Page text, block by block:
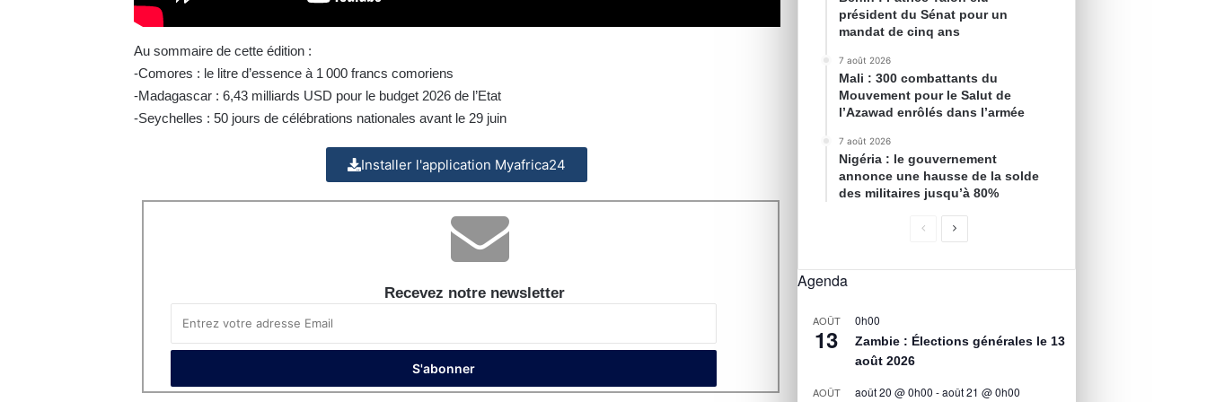
Au sommaire de cette édition :
-Comores : le litre d’essence à 1 000 francs comoriens
-Madagascar : 6,43 milliards USD pour le budget 2026 de l’Etat
-Seychelles : 50 jours de célébrations nationales avant le 29 juin
Installer l'application Myafrica24
Recevez notre newsletter
président du Sénat pour un
mandat de cinq ans
7 août 2026
Mali : 300 combattants du
Mouvement pour le Salut de
l’Azawad enrôlés dans l’armée
7 août 2026
Nigéria : le gouvernement
annonce une hausse de la solde
des militaires jusqu’à 80%
Agenda
AOÛT
13
0h00
Zambie : Élections générales le 13
août 2026
AOÛT août 20 @ 0h00 -août 21 @ 0h00